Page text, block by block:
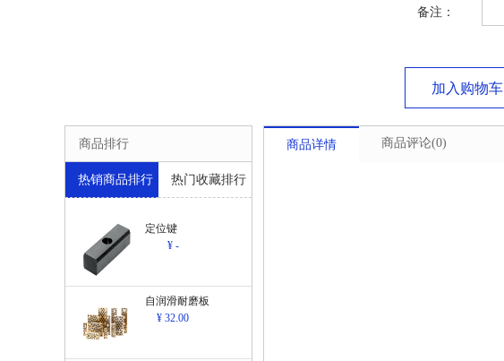
备注：
加入购物车
商品排行
热销商品排行 热门收藏排行
定位键
¥ -
自润滑耐磨板
¥ 32.00
商品详情 商品评论(0)